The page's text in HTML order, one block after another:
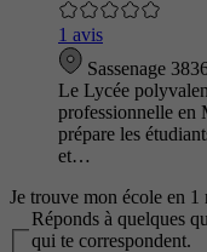
1 avis
Sassenage
Le Lycée
professionnelle en
prépare les
et…
Je trouve mon école en 1
Réponds à quelques
qui te correspondent.